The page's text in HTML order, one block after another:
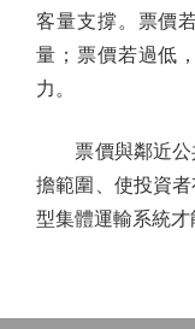
客量支撐。票價
量；票價若過低
力。
票價與鄰近公
擔範圍、使投資
型集體運輸系統才